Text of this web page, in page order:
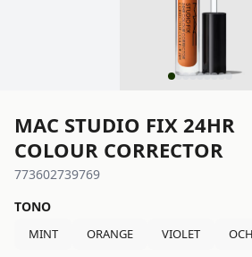
MAC STUDIO FIX 24HR
COLOUR CORRECTOR
773602739769
TONO
MINT ORANGE VIOLET